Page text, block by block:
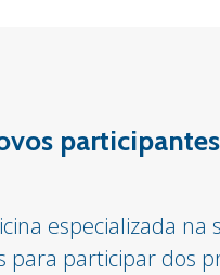
especializada
participar dos